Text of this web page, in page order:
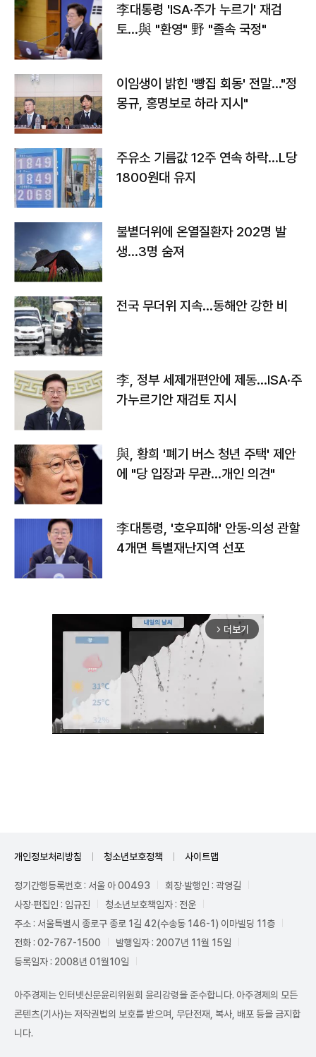
李대통령 'ISA·주가 누르기' 재검
토…與 "환영" 野 "졸속 국정"
이임생이 밝힌 '빵집 회동' 전말…"정
몽규, 홍명보로 하라 지시"
주유소 기름값 12주 연속 하락…L당
1800원대 유지
불볕더위에 온열질환자 202명 발
생…3명 숨져
전국 무더위 지속…동해안 강한 비
李, 정부 세제개편안에 제동…ISA·주
가누르기안 재검토 지시
與, 황희 '폐기 버스 청년 주택' 제안
에 "당 입장과 무관…개인 의견"
李대통령, '호우피해' 안동·의성 관할
4개면 특별재난지역 선포
arrow_forward_ios 더보기
개인정보처리방침 청소년보호정책 사이트맵
정기간행등록번호 : 서울 아 00493
회장·발행인 : 곽영길
사장·편집인 : 임규진
청소년보호책임자 : 전운
주소 : 서울특별시 종로구 종로 1길 42(수송동 146-1) 이마빌딩 11층
전화 : 02-767-1500
발행일자 : 2007년 11월 15일
등록일자 : 2008년 01월10일
아주경제는 인터넷신문윤리위원회 윤리강령을 준수합니다. 아주경제의 모든
콘텐츠(기사)는 저작권법의 보호를 받으며, 무단전재, 복사, 배포 등을 금지합
니다.